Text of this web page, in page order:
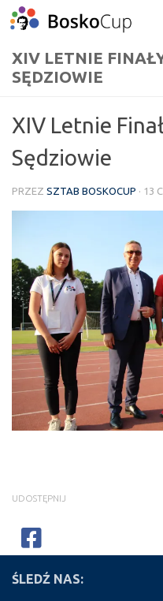
Przejdź do treści
XIV LETNIE
SĘDZIOWIE
XIV Letnie
Sędziowie
PRZEZ SZTAB BOSKOCUP · 13
UDOSTĘPNIJ
ŚLEDŹ NAS: